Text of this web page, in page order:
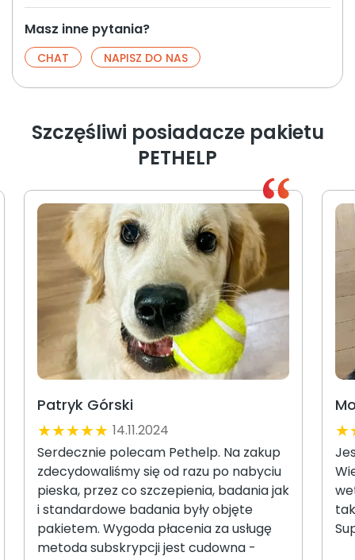
Masz inne pytania?
CHAT NAPISZ DO NAS
Szczęśliwi posiadacze pakietu
PETHELP
Patryk Górski
★★★★★ 14.11.2024
Serdecznie polecam Pethelp. Na zakup
zdecydowaliśmy się od razu po nabyciu
pieska, przez co szczepienia, badania jak
i standardowe badania były objęte
pakietem. Wygoda płacenia za usługę
metoda subskrypcji jest cudowna -
★